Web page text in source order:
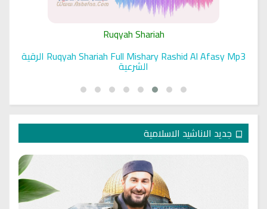
Ruqyah Shariah
Ruqyah Shariah Full Mishary Rashid Al Afasy Mp3 الرقية
الشرعية
جديد الاناشيد الاسلامية